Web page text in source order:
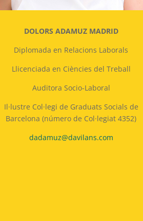
DOLORS ADAMUZ MADRID
Diplomada en Relacions Laborals
Llicenciada en Ciències del Treball
Auditora Socio-Laboral
Il·lustre Col·legi de Graduats Socials de
Barcelona (número de Col·legiat 4352)
dadamuz@davilans.com